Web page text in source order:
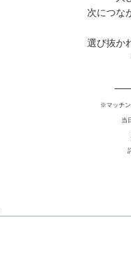
次につな
選び抜か
※マッチン
当